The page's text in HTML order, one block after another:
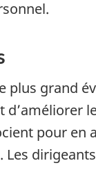
plus grand
d’améliorer
pour en